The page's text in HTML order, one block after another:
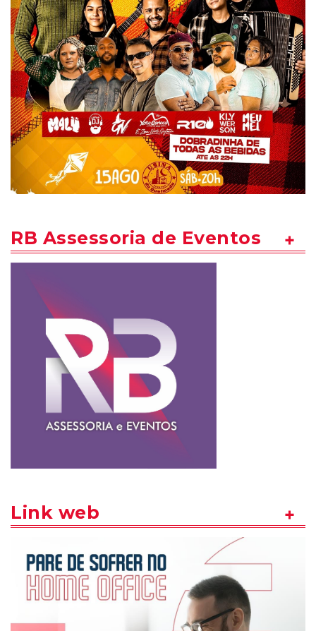
RB Assessoria de Eventos
Link web